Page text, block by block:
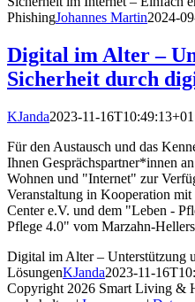
PhishingJohannes Martin2024-
Digital im Alter –
Sicherheit durch
KJanda2023-11-
Für den Austausch und das
Ihnen Gesprächspartner*innen
Wohnen und "Internet" zur
Veranstaltung in Kooperation
Center e.V. und dem "Leben -
Pflege 4.0" vom Marzahn-
Digital im Alter – Unterstützung
LösungenKJanda2023-11-
Copyright 2026 Smart Living &